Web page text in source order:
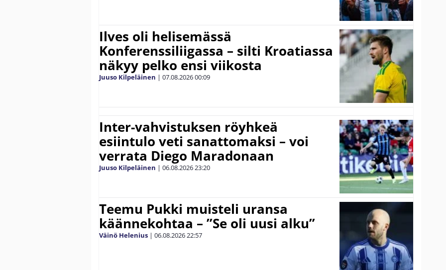
Ilves oli helisemässä
Konferenssiliigassa – silti Kroatiassa
näkyy pelko ensi viikosta
Juuso Kilpeläinen | 07.08.202600:09
Inter-vahvistuksen röyhkeä
esiintulo veti sanattomaksi – voi
verrata Diego Maradonaan
Juuso Kilpeläinen | 06.08.202623:20
Teemu Pukki muisteli uransa
käännekohtaa – ”Se oli uusi alku”
Väinö Helenius | 06.08.202622:57